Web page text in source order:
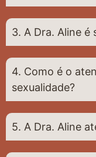
3. A Dra. Aline é
4. Como é o
sexualidade?
5. A Dra. Aline